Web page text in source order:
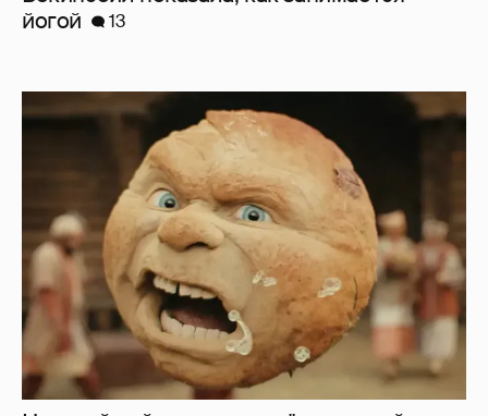
Нулевой рейтинг, мемы и "туалетный
юмор": в сети обсуждают провал "Колобка"